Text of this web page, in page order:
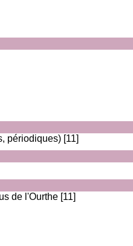
périodiques) [11]
de l'Ourthe [11]